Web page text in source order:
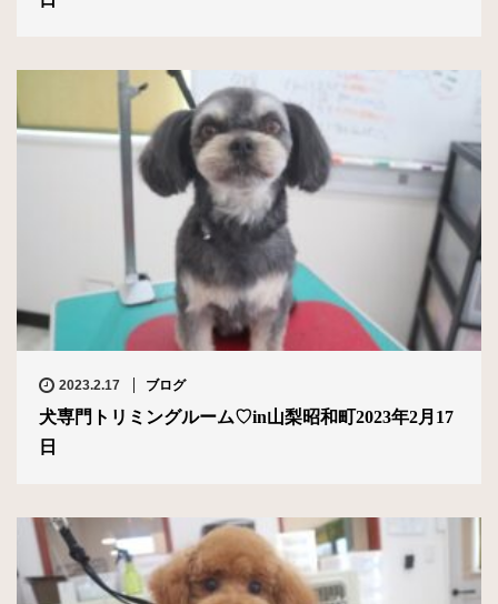
2023.2.17 ブログ
犬専門トリミングルーム♡in山梨昭和町2023年2月17
日